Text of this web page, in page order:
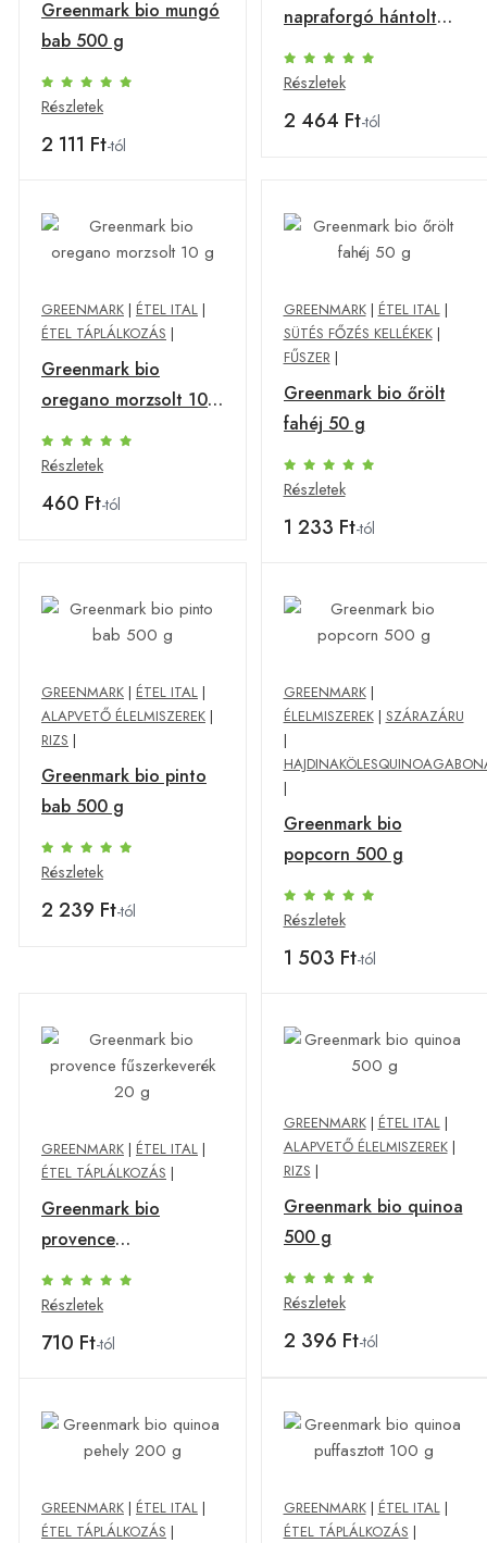
Greenmark bio mungó
bab 500 g
Részletek
2 111 Ft-tól
napraforgó hántolt
500 g
Részletek
2 464 Ft-tól
GREENMARK | ÉTEL ITAL |
ÉTEL TÁPLÁLKOZÁS |
Greenmark bio
oregano morzsolt 10
g
Részletek
460 Ft-tól
GREENMARK| ÉTEL ITAL|
SÜTÉS FŐZÉS KELLÉKEK|
FŰSZER|
Greenmark bio őrölt
fahéj 50 g
Részletek
1 233 Ft-tól
GREENMARK | ÉTEL ITAL |
ALAPVETŐ ÉLELMISZEREK |
RIZS |
Greenmark bio pinto
bab 500 g
Részletek
2 239 Ft-tól
GREENMARK|
ÉLELMISZEREK| SZÁRAZÁRU
|
|
Greenmark bio
popcorn 500 g
Részletek
1 503 Ft-tól
GREENMARK | ÉTEL ITAL |
ÉTEL TÁPLÁLKOZÁS |
Greenmark bio
provence
fűszerkeverék 20 g
Részletek
710 Ft-tól
GREENMARK| ÉTEL ITAL|
ALAPVETŐ ÉLELMISZEREK|
RIZS |
Greenmark bio quinoa
500 g
Részletek
2 396 Ft-tól
GREENMARK | ÉTEL ITAL |
ÉTEL TÁPLÁLKOZÁS |
GREENMARK| ÉTEL ITAL|
ÉTEL TÁPLÁLKOZÁS |